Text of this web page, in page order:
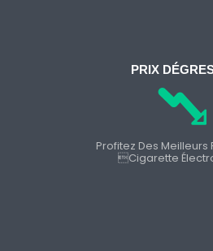
PRIX
Profitez Des Meilleurs
cigarette